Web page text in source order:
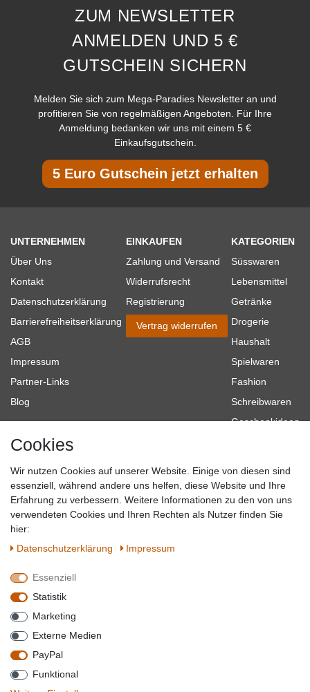
ZUM NEWSLETTER
ANMELDEN UND 5 €
GUTSCHEIN SICHERN
Melden Sie sich zum Mega-Paradies Newsletter an und
profitieren Sie von regelmäßigen Angeboten. Für Ihre
Anmeldung bedanken wir uns mit einem 5 €
Einkaufsgutschein.
5 Euro Gutschein jetzt erhalten
UNTERNEHMEN
Über Uns
Kontakt
Datenschutzerklärung
Barrierefreiheitserklärung
AGB
Impressum
Partner-Links
Blog
EINKAUFEN
Zahlung und Versand
Widerrufsrecht
Registrierung
Vertrag widerrufen
KATEGORIEN
Süsswaren
Lebensmittel
Getränke
Drogerie
Haushalt
Spielwaren
Fashion
Schreibwaren
Geschenkideen
Topmarken
SICHER EINKAUFEN
QUALITÄT
WIR AKZEPTIEREN
*Alle Preise verstehen sich inkl. MwSt. zzgl. Versandkosten. **Gilt für Lieferungen
Cookies
Wir nutzen Cookies auf unserer Website. Einige von diesen sind
essenziell, während andere uns helfen, diese Website und Ihre
Erfahrung zu verbessern. Weitere Informationen zu den von uns
verwendeten Cookies und Ihren Rechten als Nutzer finden Sie
hier:
Daten­schutz­erklärung
Impressum
Essenziell
Statistik
Marketing
Externe Medien
PayPal
Funktional